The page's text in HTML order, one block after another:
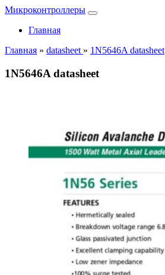
Микроконтроллеры
Главная
Главная » datasheet » 1N5646A datasheet
1N5646A datasheet